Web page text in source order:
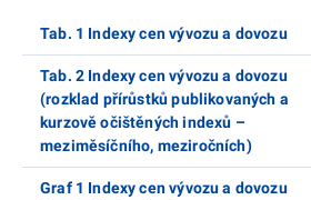
Tab. 1 Indexy cen vývozu a dovozu
Tab. 2 Indexy cen vývozu a dovozu
(rozklad přírůstků publikovaných a
kurzově očištěných indexů –
meziměsíčního, meziročních)
Graf 1 Indexy cen vývozu a dovozu